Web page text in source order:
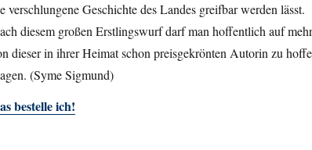
verschlungene Geschichte des Landes greifbar werden lässt.
diesem großen Erstlingswurf darf man hoffentlich auf mehr
dieser in ihrer Heimat schon preisgekrönten Autorin zu
(Syme Sigmund)
bestelle ich!